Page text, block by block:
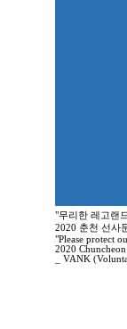
"무리한 레고랜
2020 춘천 선사
"Please protect
2020
_ VANK